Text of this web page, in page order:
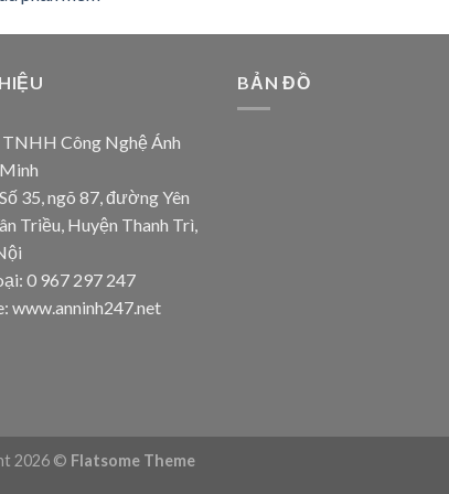
Công Nghệ Ánh
35, ngõ 87, đường Yên
Triều, Huyện Thanh Trì,
0 967 297 247
www.anninh247.net
BẢN ĐỒ
2026 © Flatsome Theme